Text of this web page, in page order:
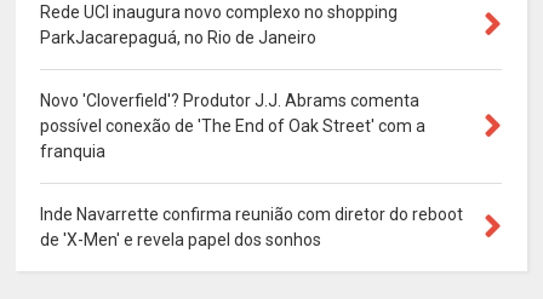
Rede UCI inaugura novo complexo no shopping
ParkJacarepaguá, no Rio de Janeiro
Novo 'Cloverfield'? Produtor J.J. Abrams comenta
possível conexão de 'The End of Oak Street' com a
franquia
Inde Navarrette confirma reunião com diretor do reboot
de 'X-Men' e revela papel dos sonhos